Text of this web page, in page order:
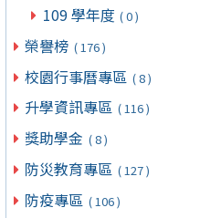
109 學年度 ( 0 )
榮譽榜 ( 176 )
校園行事曆專區 ( 8 )
升學資訊專區 ( 116 )
獎助學金 ( 8 )
防災教育專區 ( 127 )
防疫專區 ( 106 )